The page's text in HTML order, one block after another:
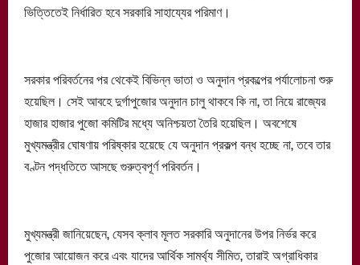
ভিত্তিতেই নির্ধারিত হবে সরকারি সাহায্যের পরিমাণ।
সরকার পরিবর্তনের পর থেকেই বিভিন্ন ভাতা ও অনুদান প্রকল্পের পর্যালোচনা শুরু
হয়েছিল। সেই আবহে দুর্গাপুজোর অনুদান চালু থাকবে কি না, তা নিয়ে রাজ্যের
হাজার হাজার পুজো কমিটির মধ্যে অনিশ্চয়তা তৈরি হয়েছিল। অবশেষে
মুখ্যমন্ত্রীর ঘোষণায় পরিষ্কার হয়েছে যে অনুদান প্রকল্প বন্ধ হচ্ছে না, তবে তার
বণ্টন পদ্ধতিতে আসছে গুরুত্বপূর্ণ পরিবর্তন।
মুখ্যমন্ত্রী জানিয়েছেন, যেসব ক্লাব মূলত সরকারি অনুদানের উপর নির্ভর করে
পুজোর আয়োজন করে এবং যাদের আর্থিক সামর্থ্য সীমিত, তারাই অগ্রাধিকার